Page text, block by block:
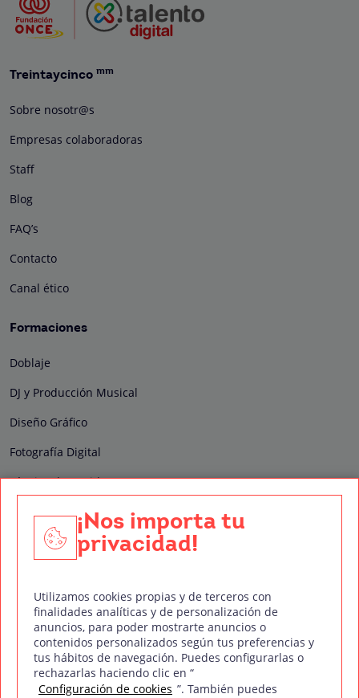
Treintaycinco mm
Sobre nosotr@s
Empresas colaboradoras
Staff
Blog
FAQ’s
Contacto
Canal ético
Formaciones
Doblaje
DJ y Producción Musical
Diseño Gráfico
Fotografía Digital
Técnico de Sonido
Edición y Postproducción de Vídeo
Nuestros sellos de calidad
Síguenos en Redes Sociales
¡Nos importa tu
privacidad!
Utilizamos cookies propias y de terceros con
finalidades analíticas y de personalización de
anuncios, para poder mostrarte anuncios o
contenidos personalizados según tus preferencias y
tus hábitos de navegación. Puedes configurarlas o
rechazarlas haciendo clic en “
Configuración de cookies ”. También puedes